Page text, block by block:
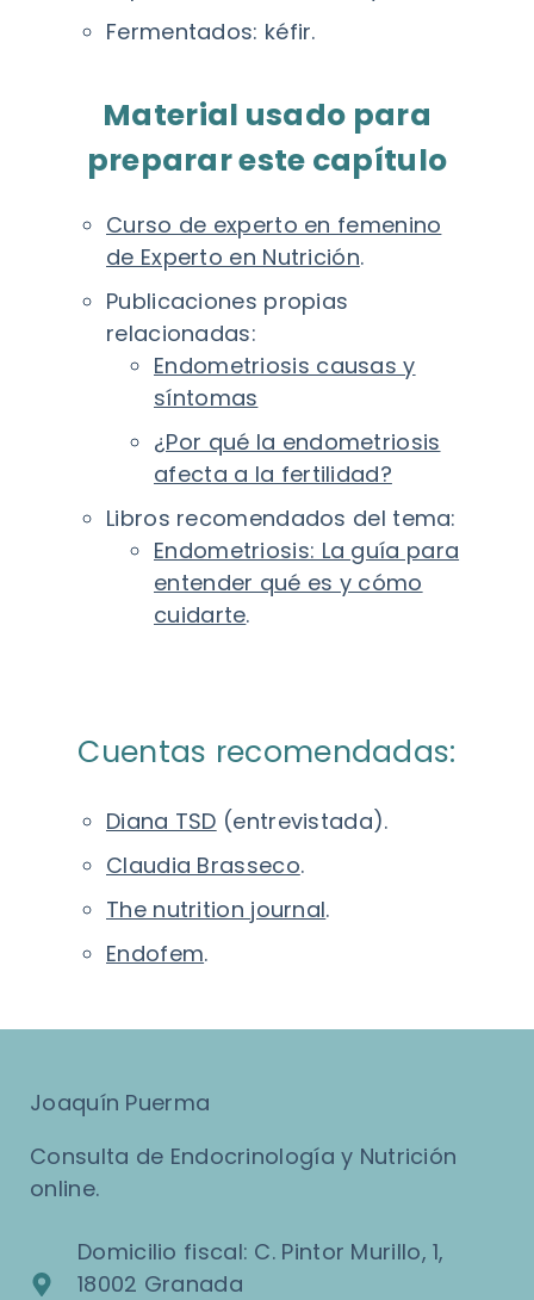
Fermentados: kéfir.
Material usado para
preparar este capítulo
Curso de experto en femenino
de Experto en Nutrición.
Publicaciones propias
relacionadas:
Endometriosis causas y
síntomas
¿Por qué la endometriosis
afecta a la fertilidad?
Libros recomendados del tema:
Endometriosis: La guía para
entender qué es y cómo
cuidarte.
Cuentas recomendadas:
Diana TSD (entrevistada).
Claudia Brasseco.
The nutrition journal.
Endofem.
Joaquín Puerma
Consulta de Endocrinología y Nutrición
online.
Domicilio fiscal: C. Pintor Murillo, 1,
18002 Granada